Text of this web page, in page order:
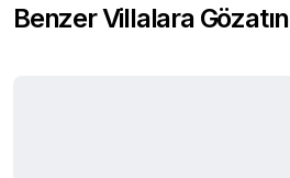
Benzer Villalara Gözatın